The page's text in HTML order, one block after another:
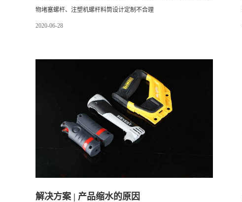
物堵塞螺杆、注塑机螺杆料筒设计定制不合理
2020-06-28
解决方案 | 产品缩水的原因